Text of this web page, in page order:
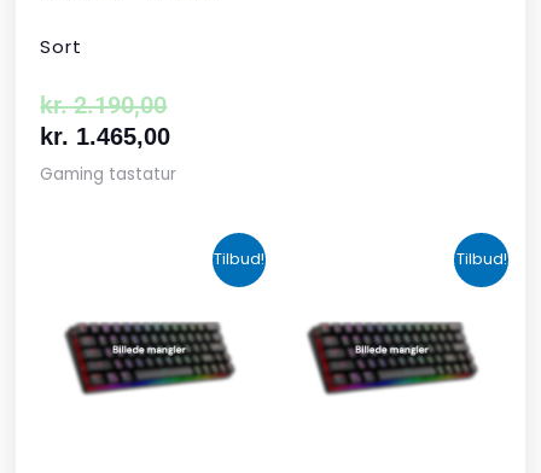
Sort
kr.2.190,00
kr. 1.465,00
Gaming tastatur
Tilbud!
oprindelige
pris
var:
kr. 424,00.
aktuelle
pris
er:
kr. 349,00.
Tilbud!
oprindelige
pris
var:
kr.
aktuelle
pris
er:
kr. 679,00.